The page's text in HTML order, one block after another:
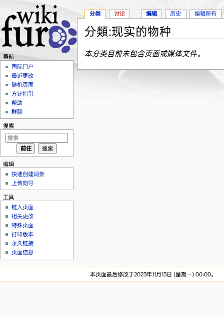
分類:现实的物种
本分类目前未包含页面或媒体文件。
分类 讨论 编辑 历史 编辑所有
导航
国际门户
最近更改
随机页面
方针指引
帮助
群聊
搜索
编辑
快速创建词条
上传向导
工具
链入页面
相关更改
特殊页面
打印版本
永久链接
页面信息
本页面最后修改于2023年11月13日 (星期一) 00:00。